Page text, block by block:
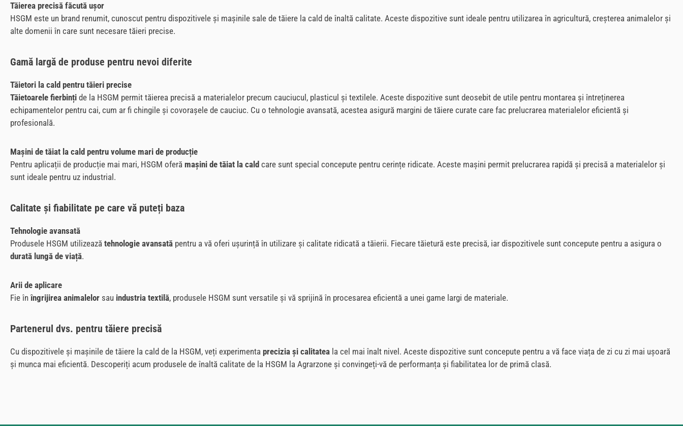
Tăierea precisă făcută ușor
HSGM este un brand renumit, cunoscut pentru dispozitivele și mașinile sale de tăiere la cald de înaltă calitate. Aceste dispozitive sunt ideale pentru utilizarea în agricultură, creșterea animalelor și
alte domenii în care sunt necesare tăieri precise.
Gamă largă de produse pentru nevoi diferite
Tăietori la cald pentru tăieri precise
Tăietoarele fierbinți de la HSGM permit tăierea precisă a materialelor precum cauciucul, plasticul și textilele. Aceste dispozitive sunt deosebit de utile pentru montarea și întreținerea
echipamentelor pentru cai, cum ar fi chingile și covorașele de cauciuc. Cu o tehnologie avansată, acestea asigură margini de tăiere curate care fac prelucrarea materialelor eficientă și
profesională.
Mașini de tăiat la cald pentru volume mari de producție
Pentru aplicații de producție mai mari, HSGM oferă mașini de tăiat la cald care sunt special concepute pentru cerințe ridicate. Aceste mașini permit prelucrarea rapidă și precisă a materialelor și
sunt ideale pentru uz industrial.
Calitate și fiabilitate pe care vă puteți baza
Tehnologie avansată
Produsele HSGM utilizează tehnologie avansată pentru a vă oferi ușurință în utilizare și calitate ridicată a tăierii. Fiecare tăietură este precisă, iar dispozitivele sunt concepute pentru a asigura o
durată lungă de viață.
Arii de aplicare
Fie înîngrijirea animalelor sau industria textilă, produsele HSGM sunt versatile și vă sprijină în procesarea eficientă a unei game largi de materiale.
Partenerul dvs. pentru tăiere precisă
Cu dispozitivele și mașinile de tăiere la cald de la HSGM, veți experimenta precizia și calitatea la cel mai înalt nivel. Aceste dispozitive sunt concepute pentru a vă face viața de zi cu zi mai ușoară
și munca mai eficientă. Descoperiți acum produsele de înaltă calitate de la HSGM la Agrarzone și convingeți-vă de performanța și fiabilitatea lor de primă clasă.